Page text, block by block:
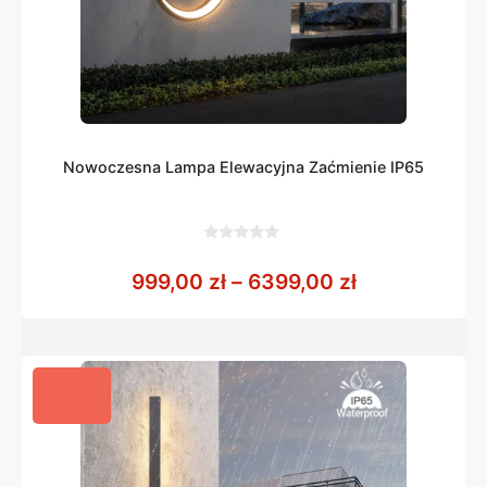
Nowoczesna Lampa Elewacyjna Zaćmienie IP65
5
999,00 zł – 6399,00 złZakres cen: